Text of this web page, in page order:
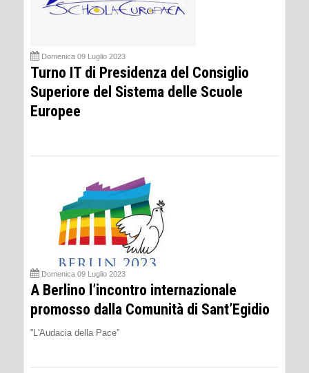
Domenica 09 Luglio 2023
Turno IT di Presidenza del Consiglio
Superiore del Sistema delle Scuole
Europee
Domenica 09 Luglio 2023
A Berlino l’incontro internazionale
promosso dalla Comunità di Sant’Egidio
''L'Audacia della Pace''